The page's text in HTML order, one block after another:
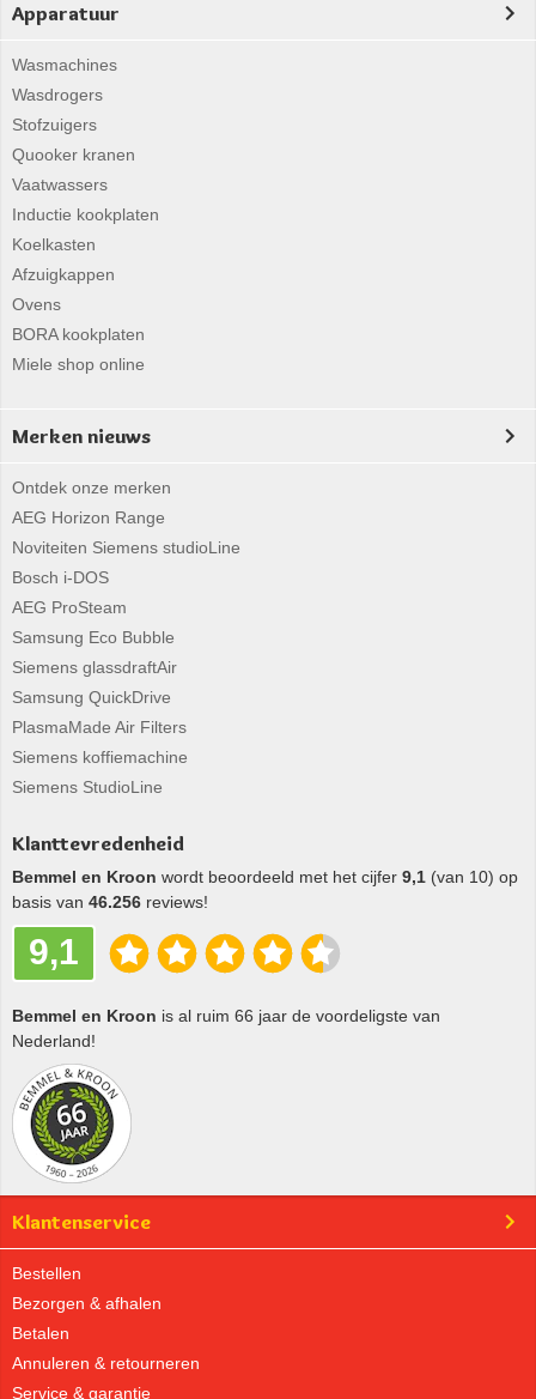
Apparatuur
Wasmachines
Wasdrogers
Stofzuigers
Quooker kranen
Vaatwassers
Inductie kookplaten
Koelkasten
Afzuigkappen
Ovens
BORA kookplaten
Miele shop online
Merken nieuws
Ontdek onze merken
AEG Horizon Range
Noviteiten Siemens studioLine
Bosch i-DOS
AEG ProSteam
Samsung Eco Bubble
Siemens glassdraftAir
Samsung QuickDrive
PlasmaMade Air Filters
Siemens koffiemachine
Siemens StudioLine
Klanttevredenheid
Bemmel en Kroon wordt beoordeeld met het cijfer 9,1 (van 10) op
basis van 46.256 reviews!
9,1
Bemmel en Kroon is al ruim 66 jaar de voordeligste van
Nederland!
Klantenservice
Bestellen
Bezorgen & afhalen
Betalen
Annuleren & retourneren
Service & garantie